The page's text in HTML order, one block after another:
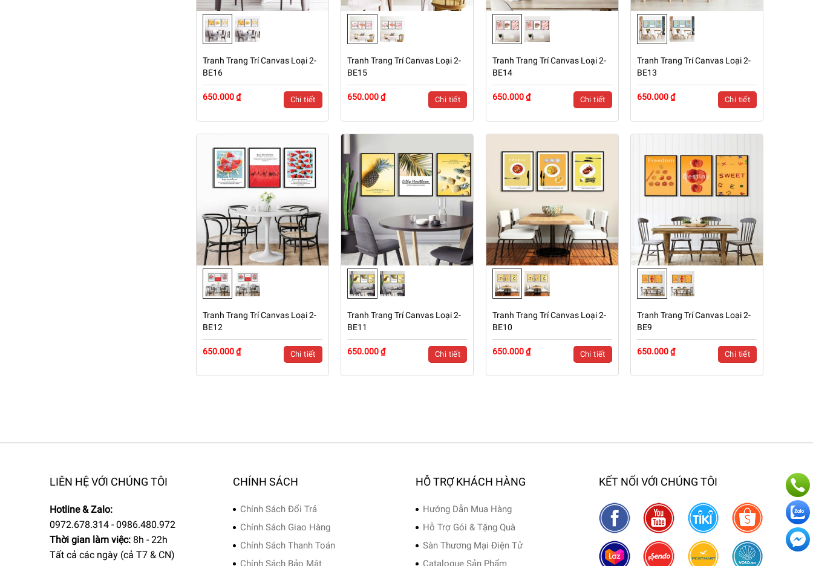
Tranh Trang Trí Canvas Loại 2-
BE16
650.000 ₫ Chi tiết
Tranh Trang Trí Canvas Loại 2-
BE15
650.000 ₫ Chi tiết
Tranh Trang Trí Canvas Loại 2-
BE14
650.000 ₫ Chi tiết
Tranh Trang Trí Canvas Loại 2-
BE13
650.000 ₫ Chi tiết
Tranh Trang Trí Canvas Loại 2-
BE12
650.000 ₫ Chi tiết
Tranh Trang Trí Canvas Loại 2-
BE11
650.000 ₫ Chi tiết
Tranh Trang Trí Canvas Loại 2-
BE10
650.000 ₫ Chi tiết
Tranh Trang Trí Canvas Loại 2-
BE9
650.000 ₫ Chi tiết
LIÊN HỆ VỚI CHÚNG TÔI
Hotline & Zalo:
0972.678.314 - 0986.480.972
Thời gian làm việc: 8h - 22h
Tất cả các ngày (cả T7 & CN)
CHÍNH SÁCH
Chính Sách Đổi Trả
Chính Sách Giao Hàng
Chính Sách Thanh Toán
Chính Sách Bảo Mật
HỖ TRỢ KHÁCH HÀNG
Hướng Dẫn Mua Hàng
Hỗ Trợ Gói & Tặng Quà
Sàn Thương Mại Điện Tử
Catalogue Sản Phẩm
KẾT NỐI VỚI CHÚNG TÔI